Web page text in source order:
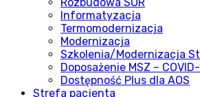
Informatyzacja
Termomodernizacja
Modernizacja
Szkolenia/Modernizacja
Doposażenie MSZ –
Dostępność Plus dla AOS
Strefa pacjenta